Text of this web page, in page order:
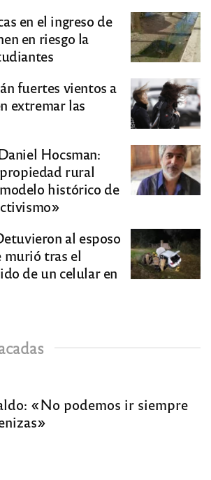
en el ingreso de
en riesgo la
fuertes vientos a
extremar las
Hocsman:
rural
histórico de
al esposo
murió tras el
de un celular en
«No podemos ir siempre